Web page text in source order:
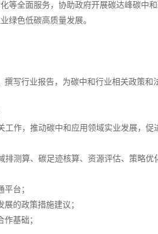
等全面服务，协助政府开展碳达峰碳中
绿色低碳高质量发展。
写行业报告，为碳中和行业相关政策和
作，推动碳中和应用领域实业发展，促
测算、碳足迹核算、资源评估、策略优
台；
的政策措施建议；
基础；